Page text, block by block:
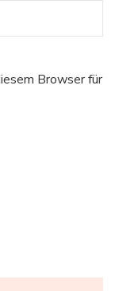
Browser für